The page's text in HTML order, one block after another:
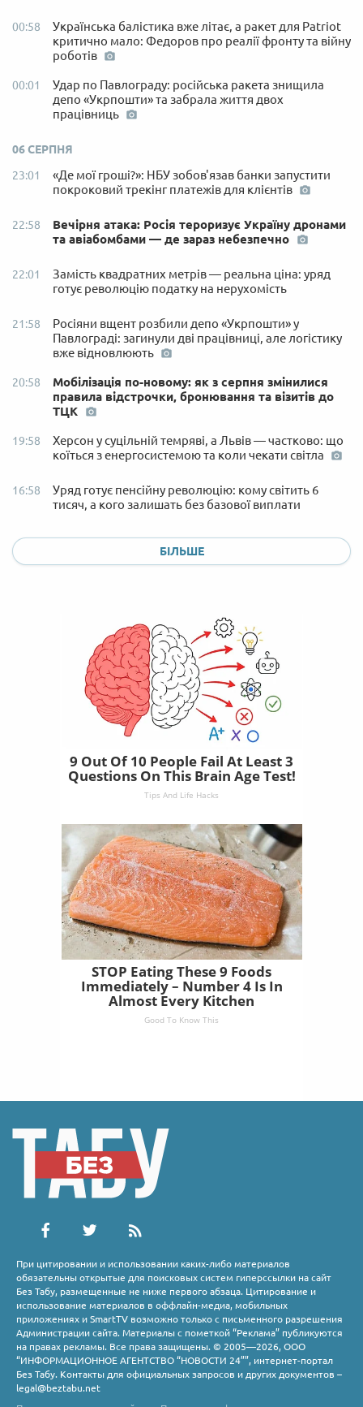
00:58
Українська балістика вже літає, а ракет для Patriot
критично мало: Федоров про реалії фронту та війну
роботів
00:01
Удар по Павлограду: російська ракета знищила
депо «Укрпошти» та забрала життя двох
працівниць
06 СЕРПНЯ
23:01
«Де мої гроші?»: НБУ зобов'язав банки запустити
покроковий трекінг платежів для клієнтів
22:58
Вечірня атака: Росія тероризує Україну дронами
та авіабомбами — де зараз небезпечно
22:01
Замість квадратних метрів — реальна ціна: уряд
готує революцію податку на нерухомість
21:58
Росіяни вщент розбили депо «Укрпошти» у
Павлограді: загинули дві працівниці, але логістику
вже відновлюють
20:58
Мобілізація по-новому: як з серпня змінилися
правила відстрочки, бронювання та візитів до
ТЦК
19:58
Херсон у суцільній темряві, а Львів — частково: що
коїться з енергосистемою та коли чекати світла
16:58
Уряд готує пенсійну революцію: кому світить 6
тисяч, а кого залишать без базової виплати
БІЛЬШЕ
9 Out Of 10 People Fail At Least 3
Questions On This Brain Age Test!
Tips And Life Hacks
STOP Eating These 9 Foods
Immediately – Number 4 Is In
Almost Every Kitchen
Good To Know This
При цитировании и использовании каких-либо материалов
обязательны открытые для поисковых систем гиперссылки на сайт
Без Табу, размещенные не ниже первого абзаца. Цитирование и
использование материалов в оффлайн-медиа, мобильных
приложениях и SmartTV возможно только с письменного разрешения
Администрации сайта. Материалы с пометкой “Реклама” публикуются
на правах рекламы. Все права защищены. © 2005—2026, ООО
“ИНФОРМАЦИОННОЕ АГЕНТСТВО “НОВОСТИ 24””, интернет-портал
Без Табу. Контакты для официальных запросов и других документов –
legal@beztabu.net